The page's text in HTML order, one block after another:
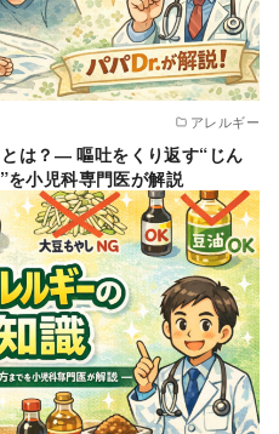
アレルギー
は？― 嘔吐をくり返す“じん
を小児科専門医が解説